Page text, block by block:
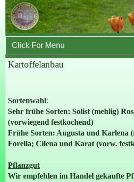
Kartoffelanbau
Sortenwahl:
Sehr frühe Sorten: Solist (mehlig)
(vorwiegend festkochend)
Frühe Sorten: Augusta und Karlena
Forella; Cilena und Karat (vorw.
Pflanzgut
Wir empfehlen im Handel gekaufte